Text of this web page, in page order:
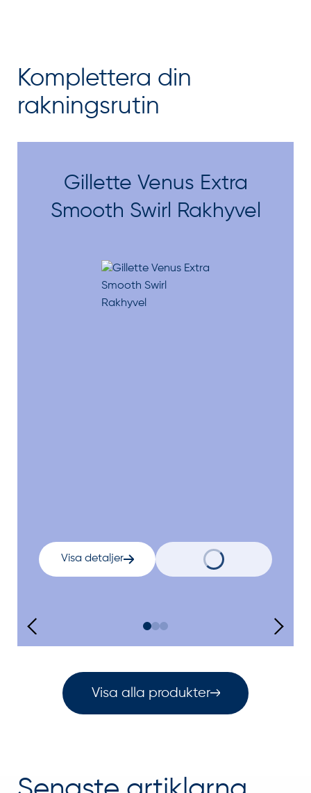
Komplettera din
rakningsrutin
Gillette Venus Extra
Smooth Swirl Rakhyvel
Visa detaljer
Visa alla produkter